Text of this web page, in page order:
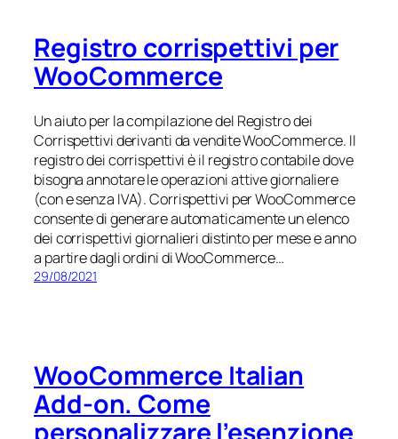
Registro corrispettivi per
WooCommerce
Un aiuto per la compilazione del Registro dei
Corrispettivi derivanti da vendite WooCommerce. Il
registro dei corrispettivi è il registro contabile dove
bisogna annotare le operazioni attive giornaliere
(con e senza IVA). Corrispettivi per WooCommerce
consente di generare automaticamente un elenco
dei corrispettivi giornalieri distinto per mese e anno
a partire dagli ordini di WooCommerce…
29/08/2021
WooCommerce Italian
Add-on. Come
personalizzare l’esenzione